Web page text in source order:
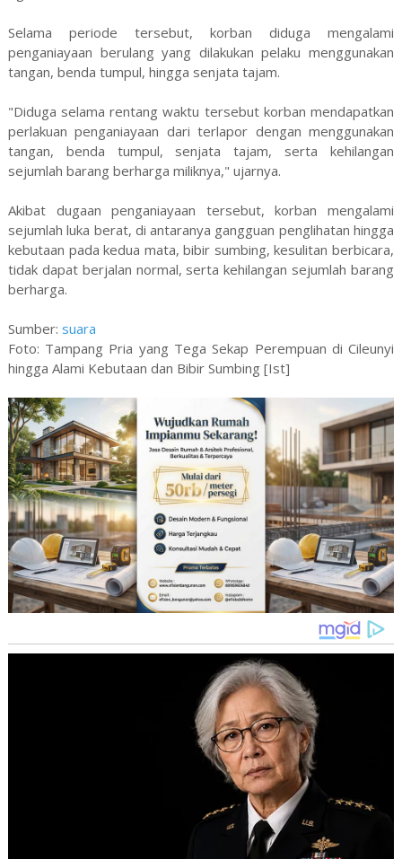
Selama periode tersebut, korban diduga mengalami
penganiayaan berulang yang dilakukan pelaku menggunakan
tangan, benda tumpul, hingga senjata tajam.
"Diduga selama rentang waktu tersebut korban mendapatkan
perlakuan penganiayaan dari terlapor dengan menggunakan
tangan, benda tumpul, senjata tajam, serta kehilangan
sejumlah barang berharga miliknya," ujarnya.
Akibat dugaan penganiayaan tersebut, korban mengalami
sejumlah luka berat, di antaranya gangguan penglihatan hingga
kebutaan pada kedua mata, bibir sumbing, kesulitan berbicara,
tidak dapat berjalan normal, serta kehilangan sejumlah barang
berharga.
Sumber: suara
Foto: Tampang Pria yang Tega Sekap Perempuan di Cileunyi
hingga Alami Kebutaan dan Bibir Sumbing [Ist]